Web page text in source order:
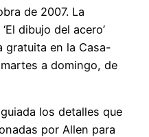
de 2007. La
dibujo del acero’
gratuita en la Casa-
a domingo, de
los detalles que
por Allen para